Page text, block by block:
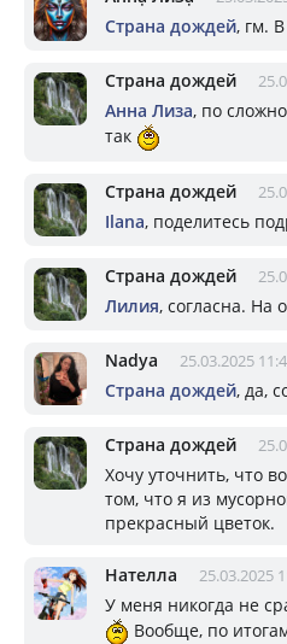
Страна дождей, гм.
Страна дождей
Анна Лиза, по
так
Страна дождей
Ilana, поделитесь
Страна дождей
Лилия, согласна. На
Nadya 25.03.2025
Страна дождей, да,
Страна дождей
Хочу уточнить, что
том, что я из
прекрасный цветок.
Нателла 25.03.2025
У меня никогда не
Вообще, по